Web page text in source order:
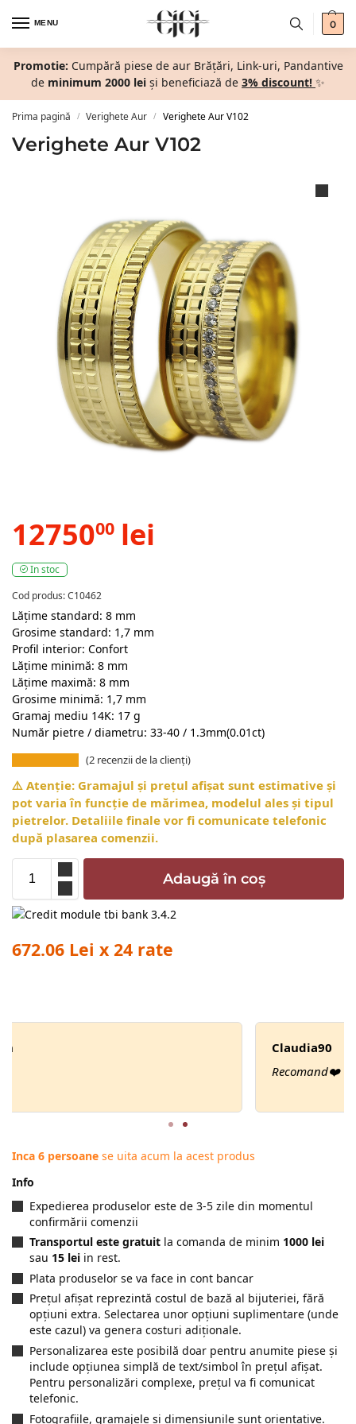
MENU 0
Promotie: Cumpără piese de aur Brățări, Link-uri, Pandantive
de minimum 2000 lei și beneficiază de 3% discount! ✨
Prima pagină / Verighete Aur / Verighete Aur V102
Verighete Aur V102
1275000 lei
In stoc
Cod produs: C10462
Lățime standard: 8 mm
Grosime standard: 1,7 mm
Profil interior: Confort
Lățime minimă: 8 mm
Lățime maximă: 8 mm
Grosime minimă: 1,7 mm
Gramaj mediu 14K: 17 g
Număr pietre / diametru: 33-40 / 1.3mm(0.01ct)
(2 recenzii de la clienți)
⚠️ Atenție: Gramajul și prețul afișat sunt estimative și
pot varia în funcție de mărimea, modelul ales și tipul
pietrelor. Detaliile finale vor fi comunicate telefonic
după plasarea comenzii.
Adaugă în coș
672.06 Lei x 24 rate
Inca 6 persoane se uita acum la acest produs
Info
Expedierea produselor este de 3-5 zile din momentul
confirmării comenzii
Transportul este gratuit la comanda de minim 1000 lei
sau 15 lei in rest.
Plata produselor se va face in cont bancar
Prețul afișat reprezintă costul de bază al bijuteriei, fără
opțiuni extra. Selectarea unor opțiuni suplimentare (unde
este cazul) va genera costuri adiționale.
Personalizarea este posibilă doar pentru anumite piese și
include opțiunea simplă de text/simbol în prețul afișat.
Pentru personalizări complexe, prețul va fi comunicat
telefonic.
Fotografiile, gramajele și dimensiunile sunt orientative.